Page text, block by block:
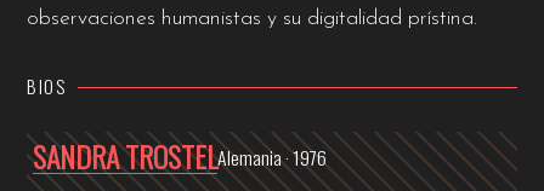
observaciones humanistas y su digitalidad prístina.
BIOS
SANDRA TROSTELAlemania · 1976